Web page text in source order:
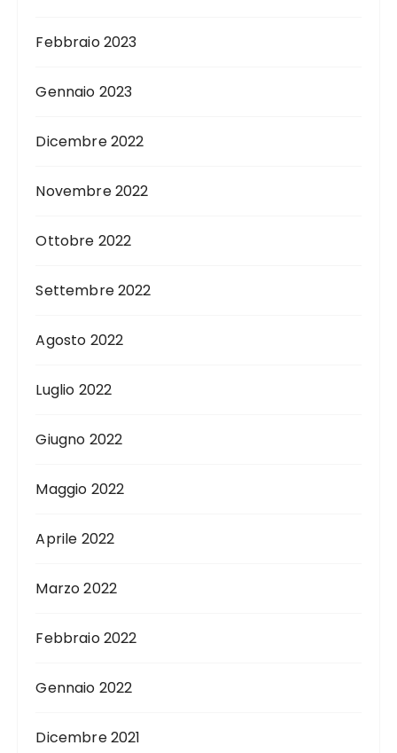
Febbraio 2023
Gennaio 2023
Dicembre 2022
Novembre 2022
Ottobre 2022
Settembre 2022
Agosto 2022
Luglio 2022
Giugno 2022
Maggio 2022
Aprile 2022
Marzo 2022
Febbraio 2022
Gennaio 2022
Dicembre 2021